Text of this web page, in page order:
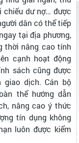
chiếu dư nợ… được
dân có thể tiếp
tại địa phương,
thời nâng cao tính
cạnh hoạt động
sách cũng được
giao dịch. Cán bộ
thể hướng dẫn
nâng cao ý thức
tín dụng không
luôn được kiểm